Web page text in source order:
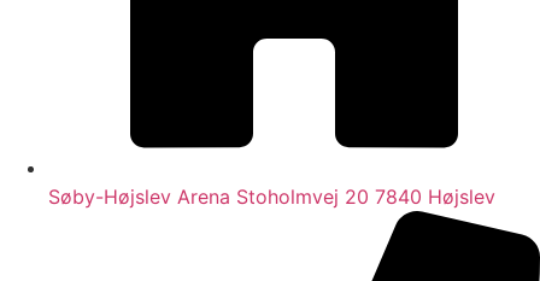
Søby-Højslev Arena Stoholmvej 20 7840 Højslev